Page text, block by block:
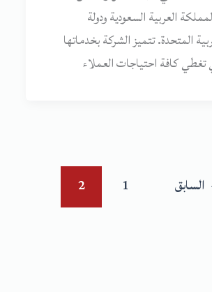
العربية السعودية ودولة
المتحدة. تتميز الشركة بخدماتها
تغطي كافة احتياجات العملاء
السابق 1
2